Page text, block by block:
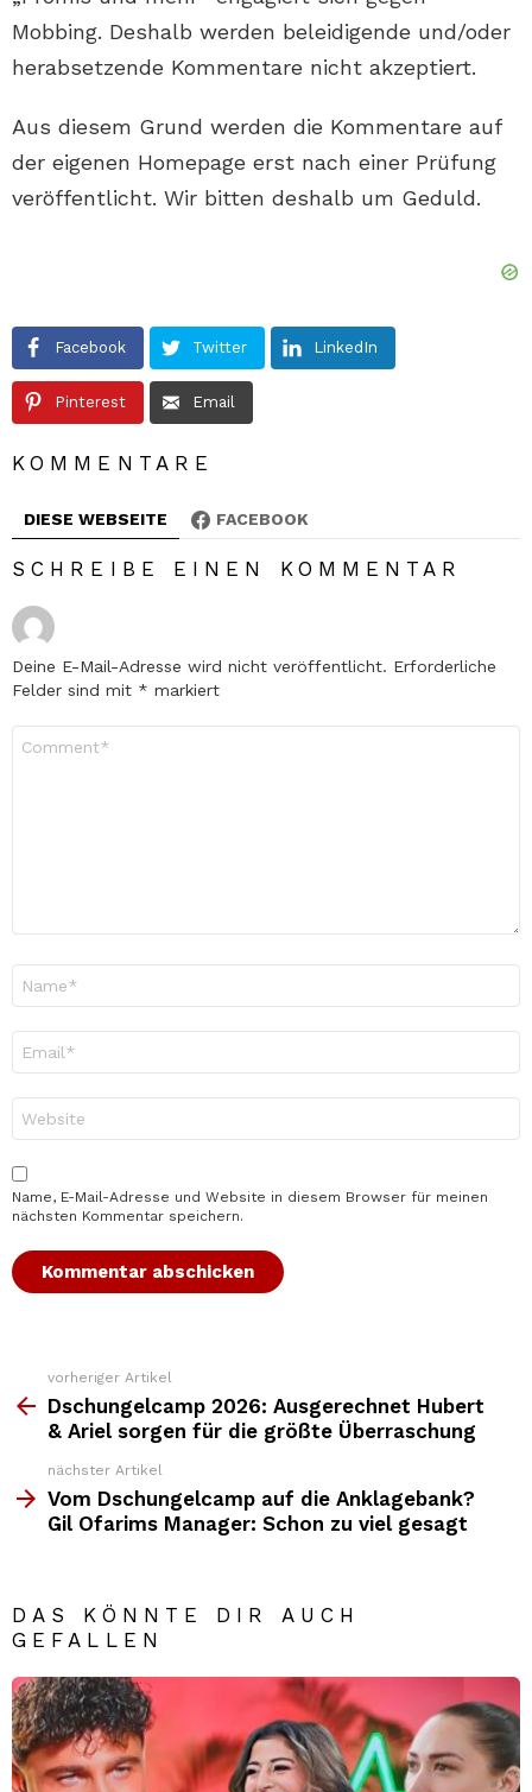
Mobbing. Deshalb werden beleidigende und/oder
herabsetzende Kommentare nicht akzeptiert.
Aus diesem Grund werden die Kommentare auf
der eigenen Homepage erst nach einer Prüfung
veröffentlicht. Wir bitten deshalb um Geduld.
Facebook Twitter LinkedIn
Pinterest Email
KOMMENTARE
DIESE WEBSEITE FACEBOOK
SCHREIBE EINEN KOMMENTAR
Deine E-Mail-Adresse wird nicht veröffentlicht. Erforderliche
Felder sind mit * markiert
Mail-
Adresse
*
Name, E-Mail-Adresse und Website in diesem Browser für meinen
nächsten Kommentar speichern.
Weitere
Top
News
vorheriger Artikel
Dschungelcamp 2026: Ausgerechnet Hubert
& Ariel sorgen für die größte Überraschung
nächster Artikel
Vom Dschungelcamp auf die Anklagebank?
Gil Ofarims Manager: Schon zu viel gesagt
DAS KÖNNTE DIR AUCH
GEFALLEN